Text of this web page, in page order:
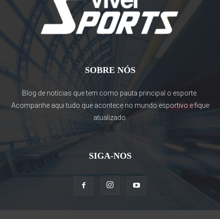
SOBRE NÓS
Blog de notícias que tem como pauta principal o esporte.
Acompanhe aqui tudo que acontece no mundo esportivo e fique
atualizado.
SIGA-NOS